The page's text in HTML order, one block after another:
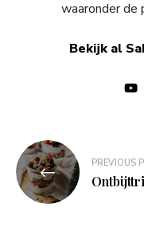
waaronder de
Bekijk al
Bericht
navigatie
PREVIOUS